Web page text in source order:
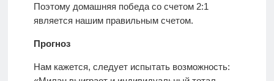
Поэтому домашняя победа со счетом 2:1
является нашим правильным счетом.
Прогноз
Нам кажется, следует испытать возможность: